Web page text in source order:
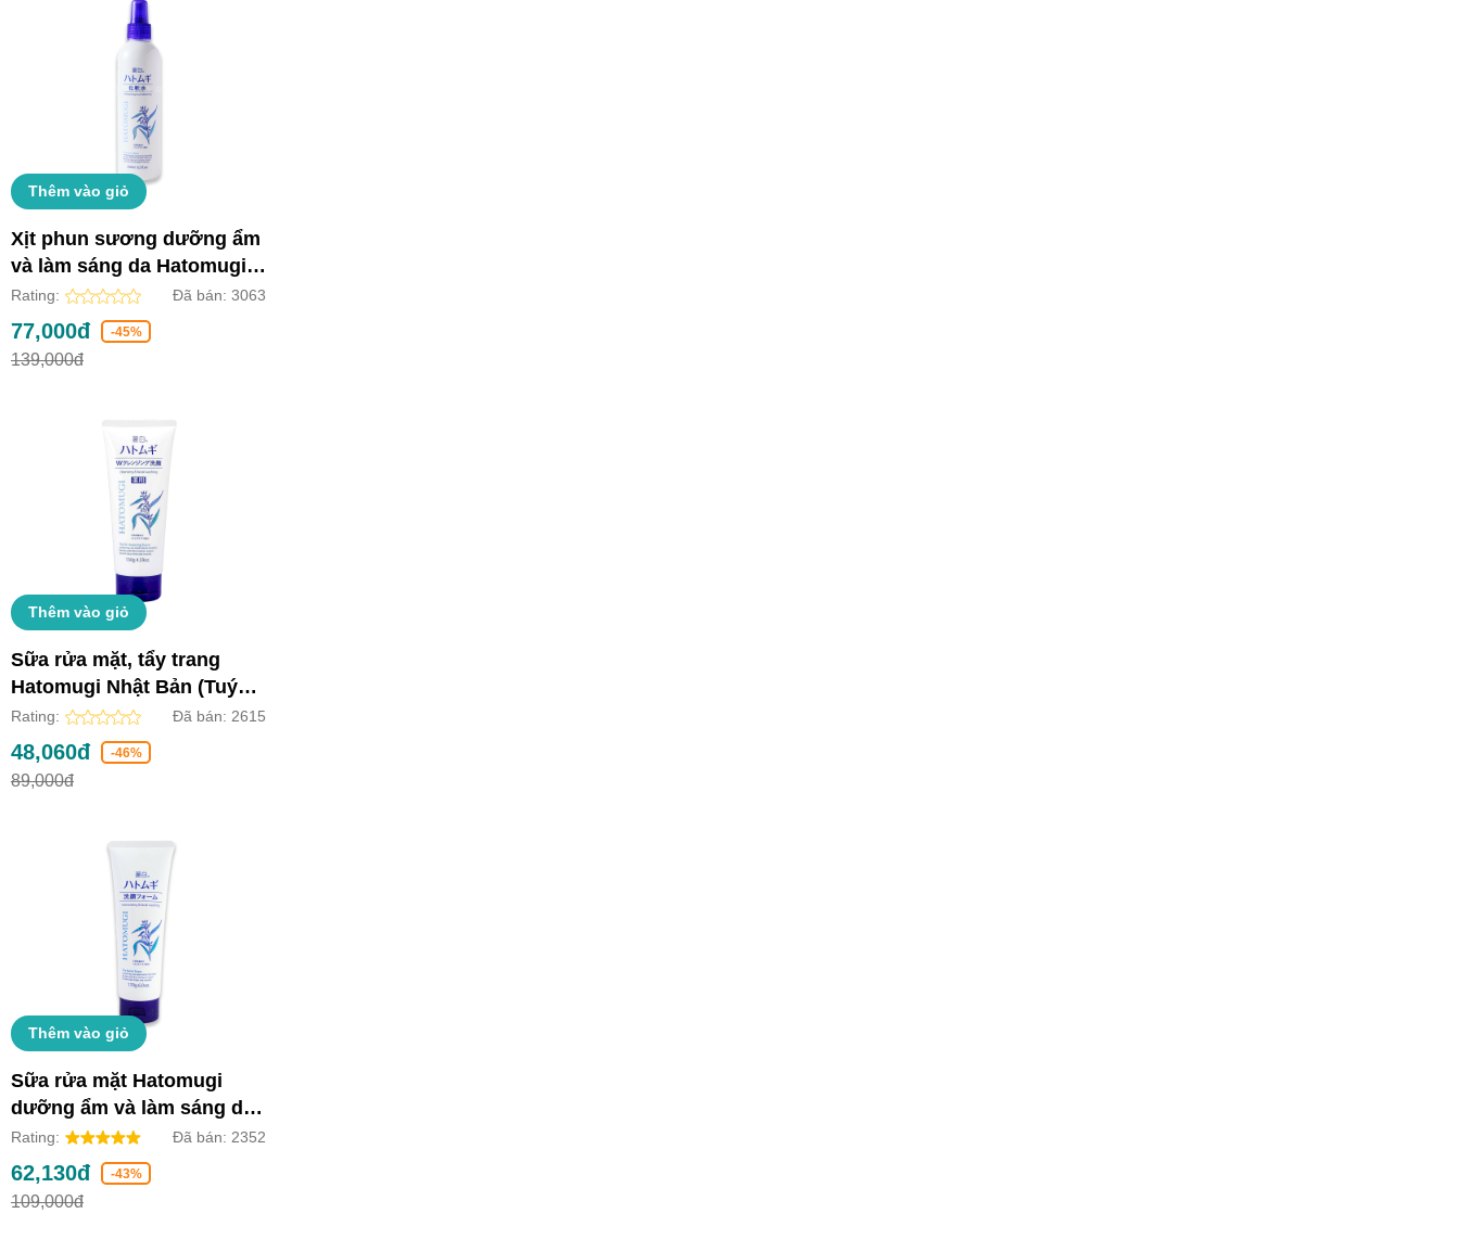
Thêm vào giỏ
Xịt phun sương dưỡng ẩm
và làm sáng da Hatomugi
Nhật Bản (Chai 250ml)
Rating: Đã bán: 3063
77,000đ -45%
139,000đ
Thêm vào giỏ
Sữa rửa mặt, tẩy trang
Hatomugi Nhật Bản (Tuýp
130g)
Rating: Đã bán: 2615
48,060đ -46%
89,000đ
Thêm vào giỏ
Sữa rửa mặt Hatomugi
dưỡng ẩm và làm sáng da
(Tuýp 170g)
Rating: Đã bán: 2352
62,130đ -43%
109,000đ